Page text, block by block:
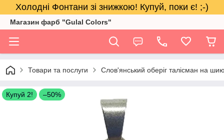
Холодні Фонтани зі знижкою! Купуй, поки є! ;-)
Магазин фарб "Gulal Colors"
Товари та послуги Слов'янський оберіг талісман на
Купуй 2! –50%